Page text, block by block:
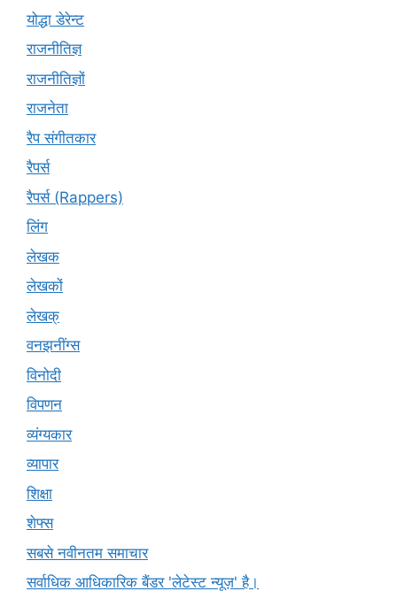
योद्धा डेरेन्ट
राजनीतिज्ञ
राजनीतिज्ञों
राजनेता
रैप संगीतकार
रैपर्स
रैपर्स (Rappers)
लिंग
लेखक
लेखकों
लेखक्
वनझनींग्स
विनोदी
विपणन
व्यंग्यकार
व्यापार
शिक्षा
शेफ्स
सबसे नवीनतम समाचार
सर्वाधिक आधिकारिक बैंडर 'लेटेस्ट न्यूज़' है।